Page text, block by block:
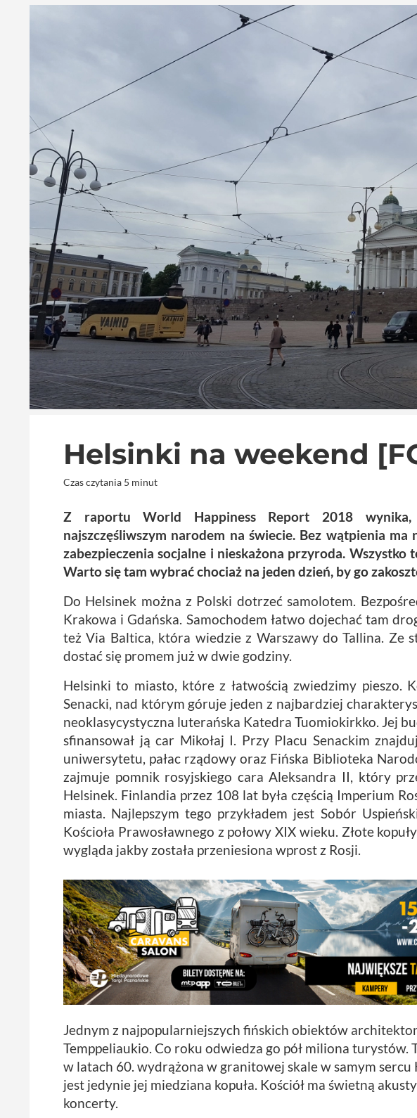
Helsinki na weekend
Czas czytania 5 minut
Z raportu World Happiness Report 2018 wynika,
najszczęśliwszym narodem na świecie. Bez wątpienia ma
zabezpieczenia socjalne i nieskażona przyroda.
Warto się tam wybrać chociaż na jeden dzień, by go
Do Helsinek można z Polski dotrzeć samolotem.
Krakowa i Gdańska. Samochodem łatwo dojechać tam
też Via Baltica, która wiedzie z Warszawy do Tallina. Ze
dostać się promem już w dwie godziny.
Helsinki to miasto, które z łatwością zwiedzimy pieszo.
Senacki, nad którym góruje jeden z najbardziej
neoklasycystyczna luterańska Katedra Tuomiokirkko. Jej
sfinansował ją car Mikołaj I. Przy Placu Senackim
uniwersytetu, pałac rządowy oraz Fińska Biblioteka
zajmuje pomnik rosyjskiego cara Aleksandra II, który
Helsinek. Finlandia przez 108 lat była częścią Imperium
miasta. Najlepszym tego przykładem jest Sobór
Kościoła Prawosławnego z połowy XIX wieku. Złote
wygląda jakby została przeniesiona wprost z Rosji.
Jednym z najpopularniejszych fińskich obiektów
Temppeliaukio. Co roku odwiedza go pół miliona turystów.
w latach 60. wydrążona w granitowej skale w samym
jest jedynie jej miedziana kopuła. Kościół ma świetną
koncerty.